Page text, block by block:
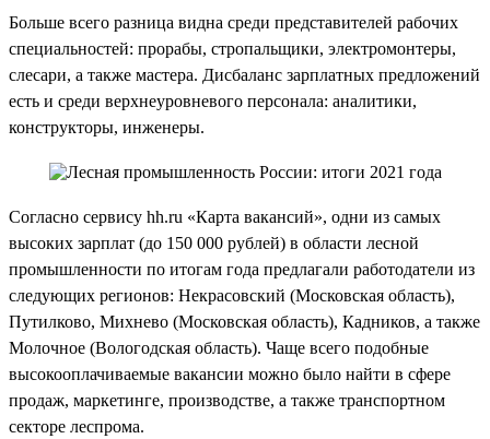
Больше всего разница видна среди представителей рабочих
специальностей: прорабы, стропальщики, электромонтеры,
слесари, а также мастера. Дисбаланс зарплатных предложений
есть и среди верхнеуровневого персонала: аналитики,
конструкторы, инженеры.
Согласно сервису hh.ru «Карта вакансий», одни из самых
высоких зарплат (до 150 000 рублей) в области лесной
промышленности по итогам года предлагали работодатели из
следующих регионов: Некрасовский (Московская область),
Путилково, Михнево (Московская область), Кадников, а также
Молочное (Вологодская область). Чаще всего подобные
высокооплачиваемые вакансии можно было найти в сфере
продаж, маркетинге, производстве, а также транспортном
секторе леспрома.